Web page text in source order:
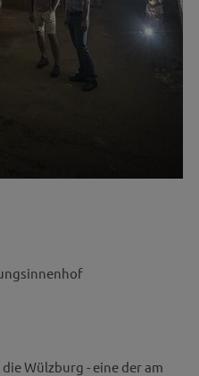
Wülzburg - eine der am